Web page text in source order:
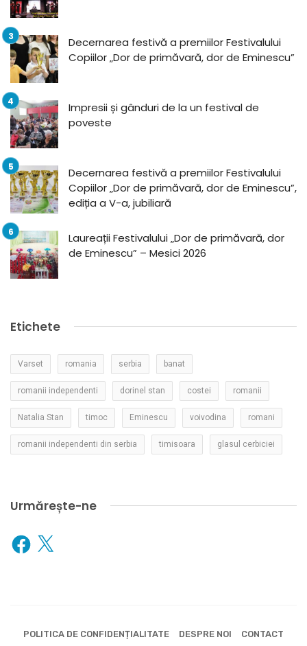
Decernarea festivă a premiilor Festivalului
Copiilor „Dor de primăvară, dor de Eminescu”
Impresii și gânduri de la un festival de
poveste
Decernarea festivă a premiilor Festivalului
Copiilor „Dor de primăvară, dor de Eminescu”,
ediția a V-a, jubiliară
Laureații Festivalului „Dor de primăvară, dor
de Eminescu” – Mesici 2026
Etichete
Varset romania serbia banat
romanii independenti dorinel stan costei romanii
Natalia Stan timoc Eminescu voivodina romani
romanii independenti din serbia timisoara glasul cerbiciei
Urmărește-ne
Facebook
X
POLITICA DE CONFIDENȚIALITATE DESPRE NOI CONTACT